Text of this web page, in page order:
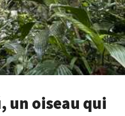
un oiseau qui